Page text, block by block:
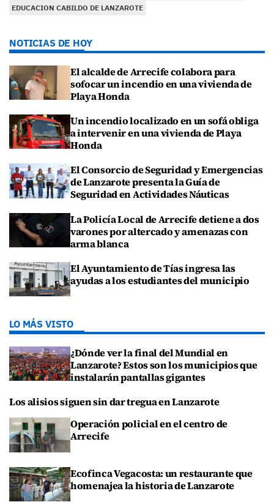
EDUCACION CABILDO DE LANZAROTE
NOTICIAS DE HOY
El alcalde de Arrecife colabora para
sofocar un incendio en una vivienda de
Playa Honda
Un incendio localizado en un sofá obliga
a intervenir en una vivienda de Playa
Honda
El Consorcio de Seguridad y Emergencias
de Lanzarote presenta la Guía de
Seguridad en Actividades Náuticas
La Policía Local de Arrecife detiene a dos
varones por altercado y amenazas con
arma blanca
El Ayuntamiento de Tías ingresa las
ayudas a los estudiantes del municipio
LO MÁS VISTO
¿Dónde ver la final del Mundial en
Lanzarote? Estos son los municipios que
instalarán pantallas gigantes
Los alisios siguen sin dar tregua en Lanzarote
Operación policial en el centro de
Arrecife
Ecofinca Vegacosta: un restaurante que
homenajea la historia de Lanzarote